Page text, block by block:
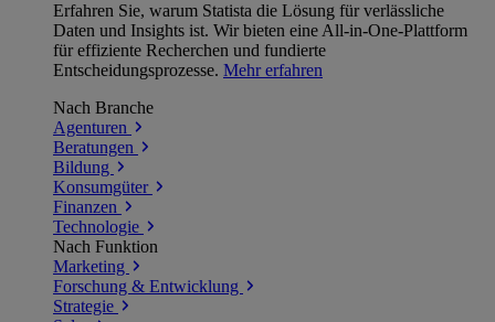
Erfahren Sie, warum Statista die Lösung für verlässliche
Daten und Insights ist. Wir bieten eine All-in-One-Plattform
für effiziente Recherchen und fundierte
Entscheidungsprozesse. Mehr erfahren
Nach Branche
Agenturen
Beratungen
Bildung
Konsumgüter
Finanzen
Technologie
Nach Funktion
Marketing
Forschung & Entwicklung
Strategie